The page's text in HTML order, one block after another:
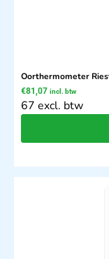
Oorthermometer
€81,07 incl. btw
67 excl. btw